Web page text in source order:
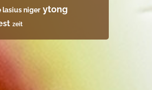
lasius niger ytong
zeit